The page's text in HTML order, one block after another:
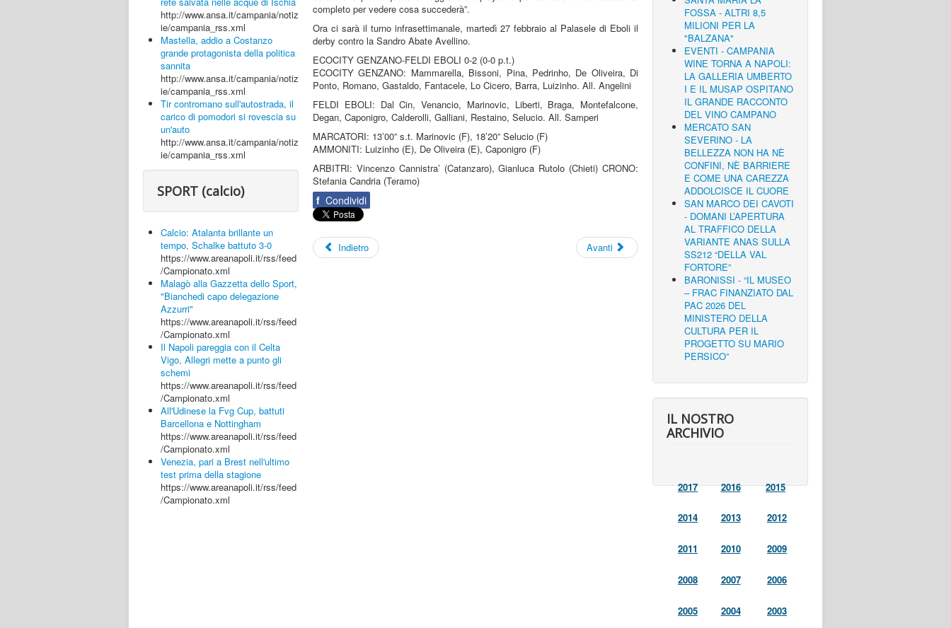
http://www.ansa.it/campania/notiz
ie/campania_rss.xml
Mastella, addio a Costanzo
grande protagonista della politica
sannita
http://www.ansa.it/campania/notiz
ie/campania_rss.xml
Tir contromano sull'autostrada, il
carico di pomodori si rovescia su
un'auto
http://www.ansa.it/campania/notiz
ie/campania_rss.xml
SPORT (calcio)
Calcio: Atalanta brillante un
tempo, Schalke battuto 3-0
https://www.areanapoli.it/rss/feed
/Campionato.xml
Malagò alla Gazzetta dello Sport,
"Bianchedi capo delegazione
Azzurri"
https://www.areanapoli.it/rss/feed
/Campionato.xml
Il Napoli pareggia con il Celta
Vigo, Allegri mette a punto gli
schemi
https://www.areanapoli.it/rss/feed
/Campionato.xml
All'Udinese la Fvg Cup, battuti
Barcellona e Nottingham
https://www.areanapoli.it/rss/feed
/Campionato.xml
Venezia, pari a Brest nell'ultimo
test prima della stagione
https://www.areanapoli.it/rss/feed
/Campionato.xml
completo per vedere cosa succederà”.
Ora ci sarà il turno infrasettimanale, martedì 27 febbraio al Palasele di Eboli il
derby contro la Sandro Abate Avellino.
ECOCITY GENZANO-FELDI EBOLI 0-2 (0-0 p.t.)
ECOCITY GENZANO: Mammarella, Bissoni, Pina, Pedrinho, De Oliveira, Di
Ponto, Romano, Gastaldo, Fantacele, Lo Cicero, Barra, Luizinho. All. Angelini
FELDI EBOLI: Dal Cin, Venancio, Marinovic, Liberti, Braga, Montefalcone,
Degan, Caponigro, Calderolli, Galliani, Restaino, Selucio. All. Samperi
MARCATORI: 13’00” s.t. Marinovic (F), 18’20” Selucio (F)
AMMONITI: Luizinho (E), De Oliveira (E), Caponigro (F)
ARBITRI: Vincenzo Cannistra’ (Catanzaro), Gianluca Rutolo (Chieti) CRONO:
Stefania Candria (Teramo)
f Condividi
Indietro Avanti
FOSSA - ALTRI 8,5
MILIONI PER LA
"BALZANA"
EVENTI - CAMPANIA
WINE TORNA A NAPOLI:
LA GALLERIA UMBERTO
I E IL MUSAP OSPITANO
IL GRANDE RACCONTO
DEL VINO CAMPANO
MERCATO SAN
SEVERINO - LA
BELLEZZA NON HA NÈ
CONFINI, NÈ BARRIERE
E COME UNA CAREZZA
ADDOLCISCE IL CUORE
SAN MARCO DEI CAVOTI
- DOMANI L’APERTURA
AL TRAFFICO DELLA
VARIANTE ANAS SULLA
SS212 “DELLA VAL
FORTORE”
BARONISSI - “IL MUSEO
– FRAC FINANZIATO DAL
PAC 2026 DEL
MINISTERO DELLA
CULTURA PER IL
PROGETTO SU MARIO
PERSICO”
IL NOSTRO
ARCHIVIO
2017 2016 2015
2014 2013 2012
2011 2010 2009
2008 2007 2006
2005 2004 2003